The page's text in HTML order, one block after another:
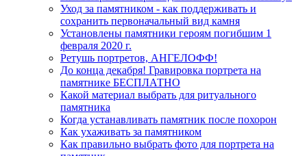
Уход за памятником - как поддерживать и
сохранить первоначальный вид камня
Установлены памятники героям погибшим 1
февраля 2020 г.
Ретушь портретов, АНГЕЛОФФ!
До конца декабря! Гравировка портрета на
памятнике БЕСПЛАТНО
Какой материал выбрать для ритуального
памятника
Когда устанавливать памятник после похорон
Как ухаживать за памятником
Как правильно выбрать фото для портрета на